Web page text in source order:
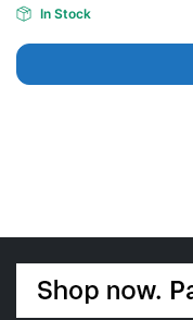
In Stock